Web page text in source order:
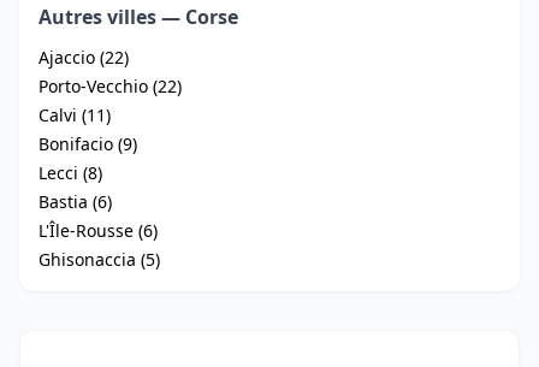
Autres villes — Corse
Ajaccio (22)
Porto-Vecchio (22)
Calvi (11)
Bonifacio (9)
Lecci (8)
Bastia (6)
L'Île-Rousse (6)
Ghisonaccia (5)